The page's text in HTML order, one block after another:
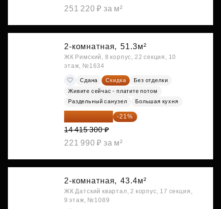
251 220 ₽ за м²
2-комнатная, 51.3м²
ЖК Римский, 8 корпус, 22 секция, 10
этаж, №1634
Сдана Скидка
Без отделки
Живите сейчас - платите потом
Раздельный санузел
Большая кухня
11 388 087 ₽ -21%
14 415 300 ₽
221 990 ₽ за м²
2-комнатная, 43.4м²
ЖК Датский квартал, 2 корпус, 17 секция,
9 этаж, №1089